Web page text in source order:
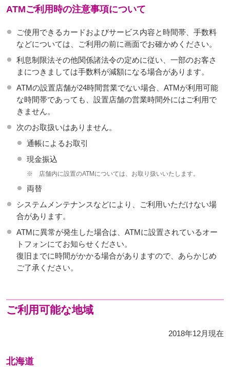
ATMご利用時の注意事項について
ご使用できるカードおよびサービス内容と時間帯、手数料
などについては、ご利用の前に画面でお確かめください。
利息制限法その他関係諸法令の定めに従い、一部のお客さ
まにつきましては手数料が減額になる場合があります。
ATMの設置店舗が24時間営業でない場合、ATMが利用可能
な時間帯であっても、設置店舗の営業時間外にはご利用で
きません。
次のお取扱いはありません。
通帳によるお取引
現金振込
※ 店舗内に設置のATMについては、お取り扱いいたします。
両替
システムメンテナンスなどにより、ご利用いただけない場
合があります。
ATMに異常が発生した場合は、ATMに設置されているオー
トフォンにてお知らせください。
復旧までに時間がかかる場合がありますので、あらかじめ
ご了承ください。
ご利用可能な地域
2018年12月現在
北海道